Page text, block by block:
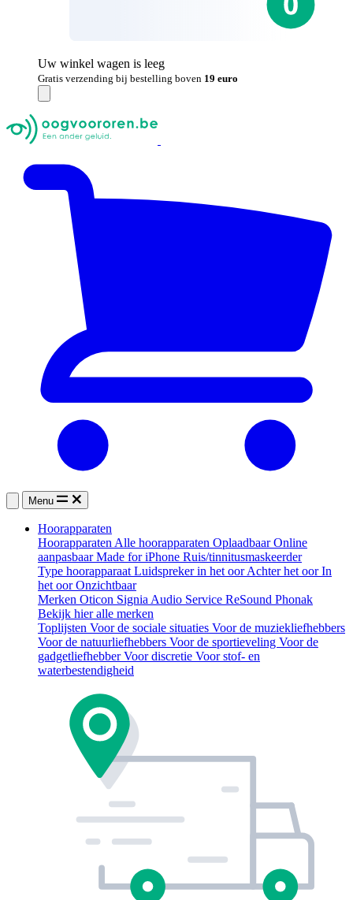
Uw winkel wagen is leeg
Gratis verzending bij bestelling boven 19 euro
Menu
Hoorapparaten
Hoorapparaten Alle hoorapparaten OplaadbaarOnline
aanpasbaarMade for iPhone Ruis/tinnitusmaskeerder
Type hoorapparaat Luidspreker in het oorAchter het oorIn
het oorOnzichtbaar
Merken Oticon Signia Audio Service ReSound Phonak
Bekijk hier alle merken
Toplijsten Voor de sociale situaties Voor de muziekliefhebbers
Voor de natuurliefhebbers Voor de sportieveling Voor de
gadgetliefhebberVoor discretie Voor stof- en
waterbestendigheid